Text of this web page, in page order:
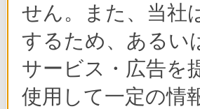
せん。また、当社
するため、あるい
サービス・広告を
使用して一定の情